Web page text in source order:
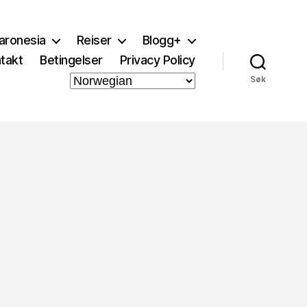
Reiser
Blogg+
Betingelser Privacy Policy
Søk